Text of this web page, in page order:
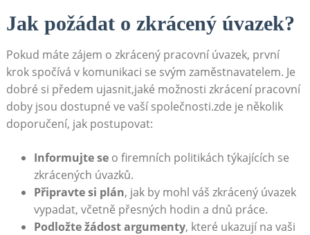
Jak požádat ⁢o zkrácený úvazek?
Pokud máte zájem o zkrácený pracovní⁤ úvazek,‌ první
krok⁣ spočívá v komunikaci se svým ⁤zaměstnavatelem.‍ Je
dobré si předem ujasnit,jaké možnosti​ zkrácení pracovní
⁢doby jsou dostupné ve vaší ⁣společnosti.zde je několik
doporučení, jak postupovat:
Informujte seo firemních politikách týkajících se
zkrácených úvazků.
Připravte si plán, jak by ‌mohl váš zkrácený úvazek
⁤vypadat, včetně ‌přesných hodin‍ a dnů práce.
Podložte žádost argumenty,‍ které ‍ukazují na vaši